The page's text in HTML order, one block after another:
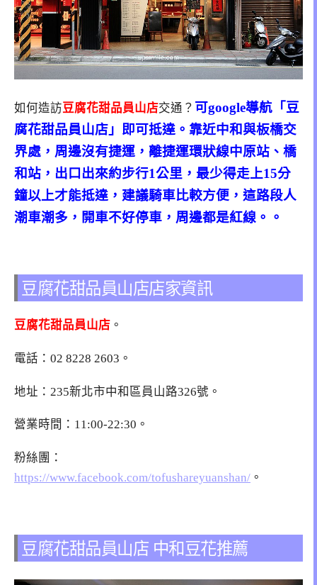
如何造訪豆腐花甜品員山店交通？ 可google導航「豆
腐花甜品員山店」即可抵達。靠近中和與板橋交
界處，周邊沒有捷運，離捷運環狀線中原站、橋
和站，出口出來約步行1公里，最少得走上15分
鐘以上才能抵達，建議騎車比較方便，這路段人
潮車潮多，開車不好停車，周邊都是紅線。。
豆腐花甜品員山店店家資訊
豆腐花甜品員山店 。
電話： 02 8228 2603 。
地址： 235新北市中和區員山路326號 。
營業時間：11:00-22:30。
粉絲團：
https://www.facebook.com/tofushareyuanshan/ 。
豆腐花甜品員山店 中和豆花推薦